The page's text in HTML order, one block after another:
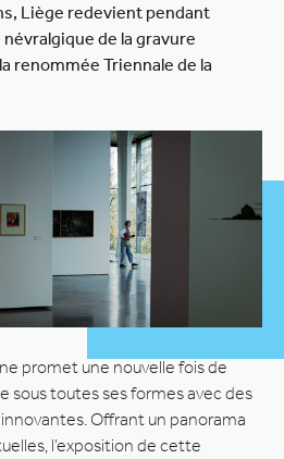
Liège redevient pendant
de la gravure
renommée Triennale de la
promet une nouvelle fois de
sous toutes ses formes avec des
Offrant un panorama
l’exposition de cette